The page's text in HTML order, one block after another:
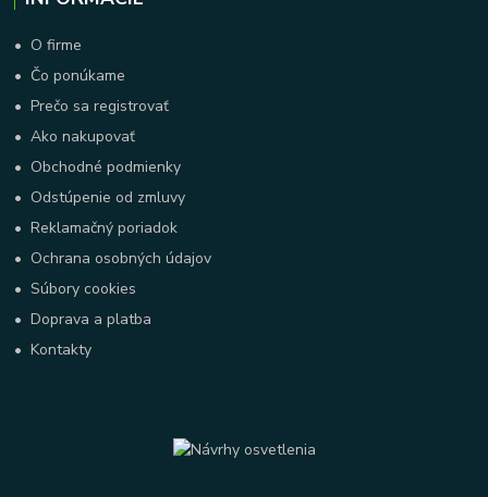
• O firme
• Čo ponúkame
•Prečo sa registrovať
•Ako nakupovať
• Obchodné podmienky
• Odstúpenie od zmluvy
•Reklamačný poriadok
• Ochrana osobných údajov
•Súbory cookies
•Doprava a platba
•Kontakty